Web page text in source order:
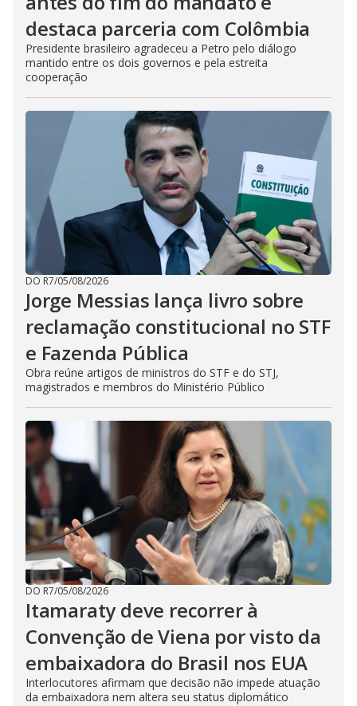
destaca parceria com Colômbia
Presidente brasileiro agradeceu a Petro pelo diálogo
mantido entre os dois governos e pela estreita
cooperação
DO R7/05/08/2026
Jorge Messias lança livro sobre
reclamação constitucional no STF
e Fazenda Pública
Obra reúne artigos de ministros do STF e do STJ,
magistrados e membros do Ministério Público
DO R7/05/08/2026
Itamaraty deve recorrer à
Convenção de Viena por visto da
embaixadora do Brasil nos EUA
Interlocutores afirmam que decisão não impede atuação
da embaixadora nem altera seu status diplomático